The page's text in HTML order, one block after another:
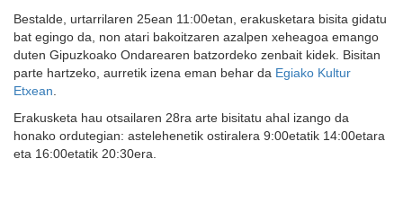
Bestalde, urtarrilaren 25ean 11:00etan, erakusketara bisita gidatu
bat egingo da, non atari bakoitzaren azalpen xeheagoa emango
duten Gipuzkoako Ondarearen batzordeko zenbait kidek. Bisitan
parte hartzeko, aurretik izena eman behar da Egiako Kultur
Etxean
Erakusketa hau otsailaren 28ra arte bisitatu ahal izango da
honako ordutegian: astelehenetik ostiralera 9:00etatik 14:00etara
eta 16:00etatik 20:30era.